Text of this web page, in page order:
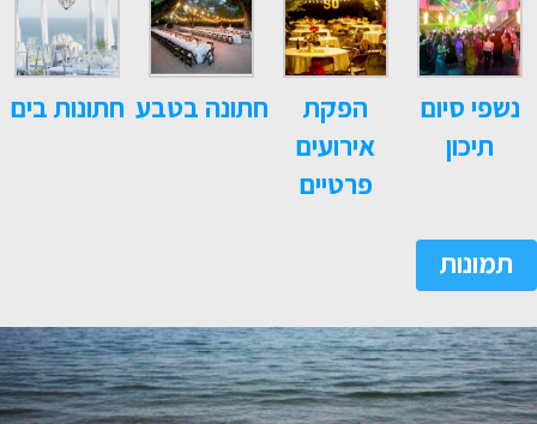
נשפי סיום
תיכון
הפקת
אירועים
פרטיים
חתונה בטבע חתונות בים
תמונות